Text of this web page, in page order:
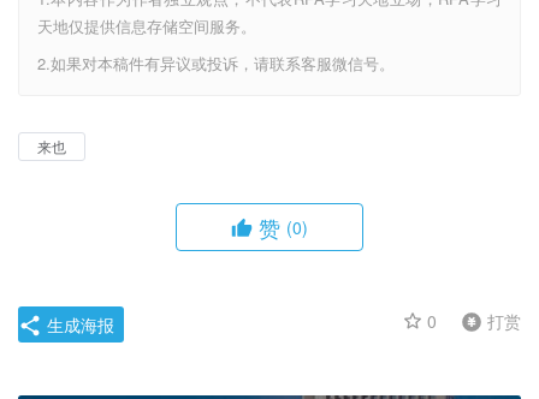
天地仅提供信息存储空间服务。
2.如果对本稿件有异议或投诉，请联系客服微信号。
来也
赞 (0)
0 打赏
生成海报